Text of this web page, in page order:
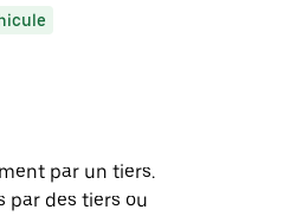
par un tiers.
par des tiers ou